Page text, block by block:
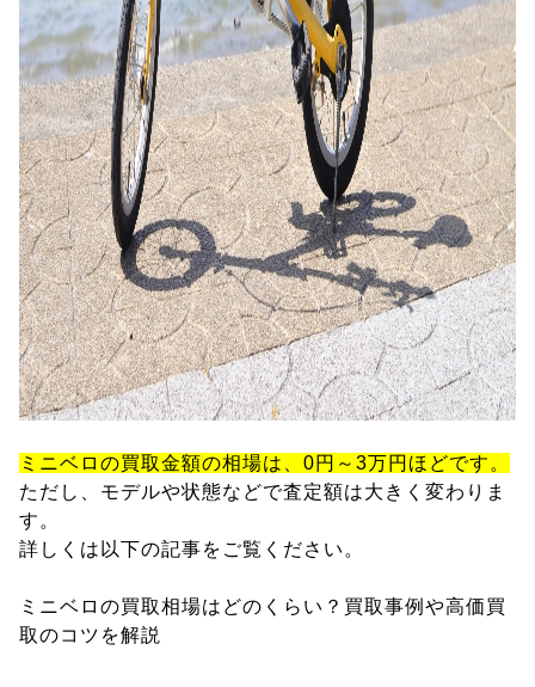
ミニベロの買取金額の相場は、0円～3万円ほどです。
ただし、モデルや状態などで査定額は大きく変わりま
す。
詳しくは以下の記事をご覧ください。
ミニベロの買取相場はどのくらい？買取事例や高価買
取のコツを解説